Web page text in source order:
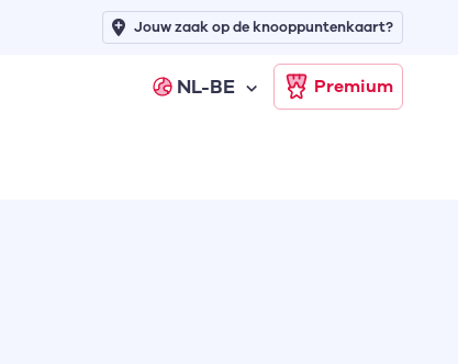
NL-BE Premium
Jouw zaak op de knooppuntenkaart?